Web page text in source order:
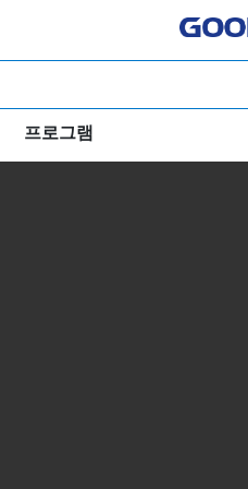
프로그램